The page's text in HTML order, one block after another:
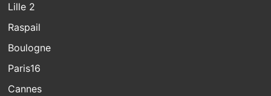
Lille 2
Raspail
Boulogne
Paris16
Cannes